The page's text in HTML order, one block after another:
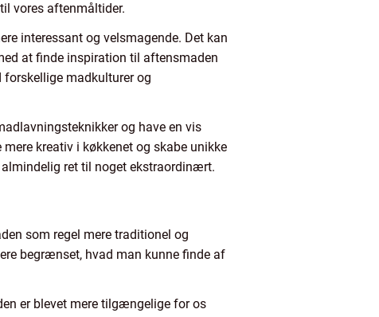
vores aftenmåltider.
interessant og velsmagende. Det kan
at finde inspiration til aftensmaden
madkulturer og
og have en vis
kreativ i køkkenet og skabe unikke
almindelig ret til noget ekstraordinært.
som regel mere traditionel og
begrænset, hvad man kunne finde af
er blevet mere tilgængelige for os